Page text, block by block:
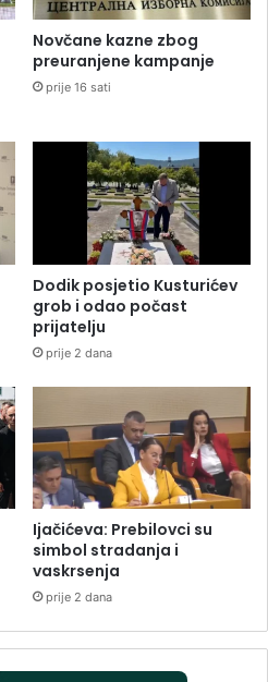
Novčane kazne zbog
preuranjene kampanje
prije 16 sati
Dodik posjetio Kusturićev
grob i odao počast
prijatelju
prije 2 dana
Ijačićeva: Prebilovci su
simbol stradanja i
vaskrsenja
prije 2 dana